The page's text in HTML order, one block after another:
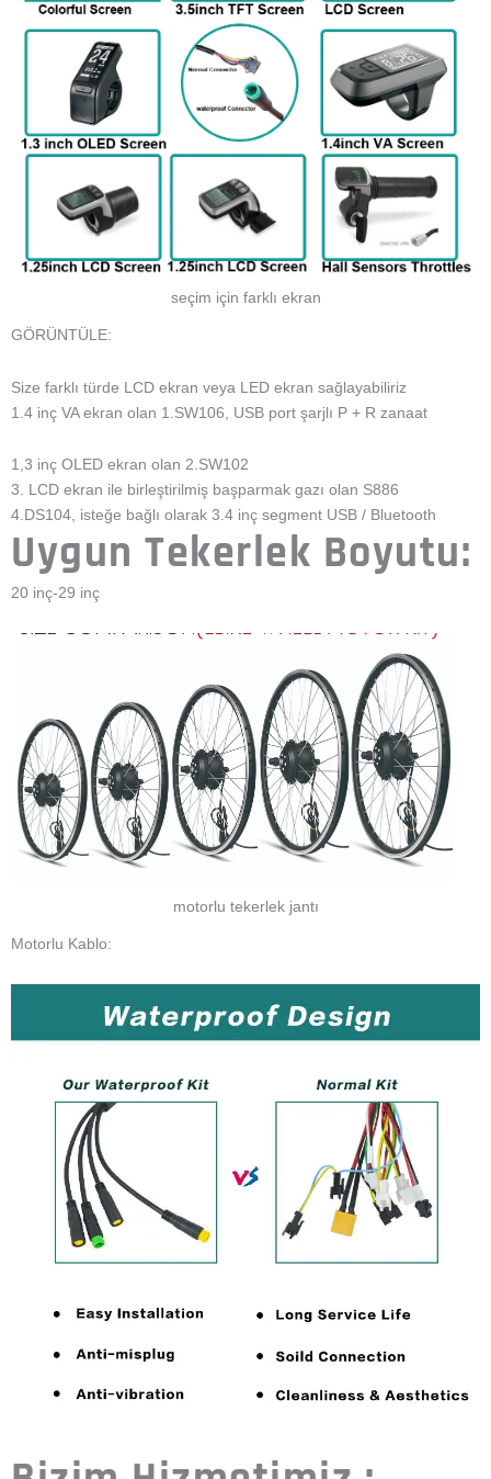
seçim için farklı ekran
GÖRÜNTÜLE:
Size farklı türde LCD ekran veya LED ekran sağlayabiliriz
1.4 inç VA ekran olan 1.SW106, USB port şarjlı P + R zanaat
1,3 inç OLED ekran olan 2.SW102
3. LCD ekran ile birleştirilmiş başparmak gazı olan S886
4.DS104, isteğe bağlı olarak 3.4 inç segment USB / Bluetooth
Uygun Tekerlek Boyutu:
20 inç-29 inç
motorlu tekerlek jantı
Motorlu Kablo: